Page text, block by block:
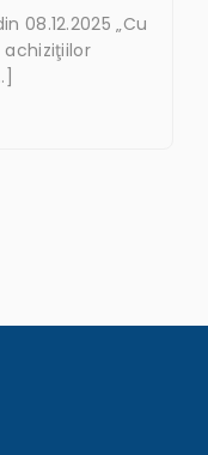
08.12.2025 „Cu